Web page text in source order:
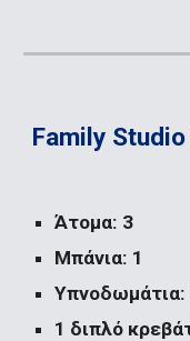
Family
Άτομα: 3
Μπάνια: 1
Υπνοδωμάτια:
1 διπλό